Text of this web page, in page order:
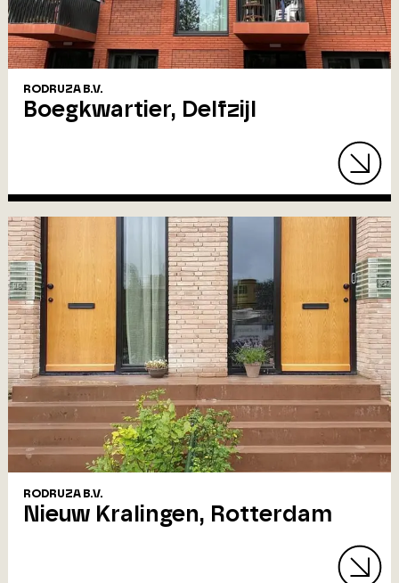
RODRUZA B.V.
Boegkwartier, Delfzijl
RODRUZA B.V.
Nieuw Kralingen, Rotterdam